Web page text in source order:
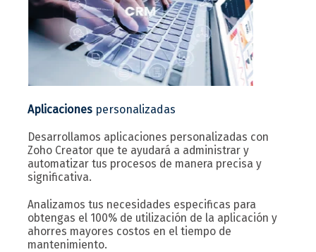
Aplicaciones personalizadas
Desarrollamos aplicaciones personalizadas con
Zoho Creator que te ayudará a administrar y
automatizar tus procesos de manera precisa y
significativa.
Analizamos tus necesidades especificas para
obtengas el 100% de utilización de la aplicación y
ahorres mayores costos en el tiempo de
mantenimiento.